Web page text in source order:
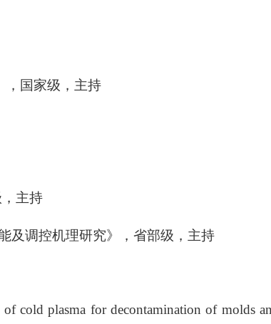
，国家级，主持
主持
及调控机理研究》，省部级，主持
cold plasma for decontamination of molds